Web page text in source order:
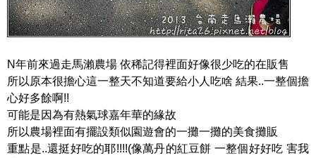
N年前來過走馬瀨農場 依稀記得裡面好像很少吃的在販售
所以原本很擔心這一整天不知道要給小人吃啥 結果..一整個擔
心好多餘啊!!
可能是因為有熱氣球嘉年華的緣故
所以農場裡面有擺設類似園遊會的一攤一攤的美食攤販
重點是..還挺好吃的耶!!!!(像萬丹的紅豆餅 一整個好好吃 害我